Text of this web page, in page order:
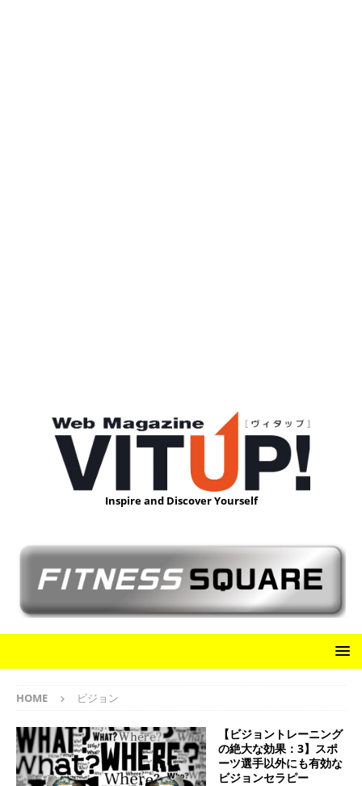
Inspire and Discover Yourself
HOME ビジョン
【ビジョントレーニング
の絶大な効果：3】スポ
ーツ選手以外にも有効な
ビジョンセラピー